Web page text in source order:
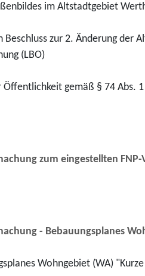
im Altstadtgebiet
zur 2. Änderung der
(LBO)
gemäß § 74 Abs. 1
zum eingestellten
- Bebauungsplanes
Wohngebiet (WA)